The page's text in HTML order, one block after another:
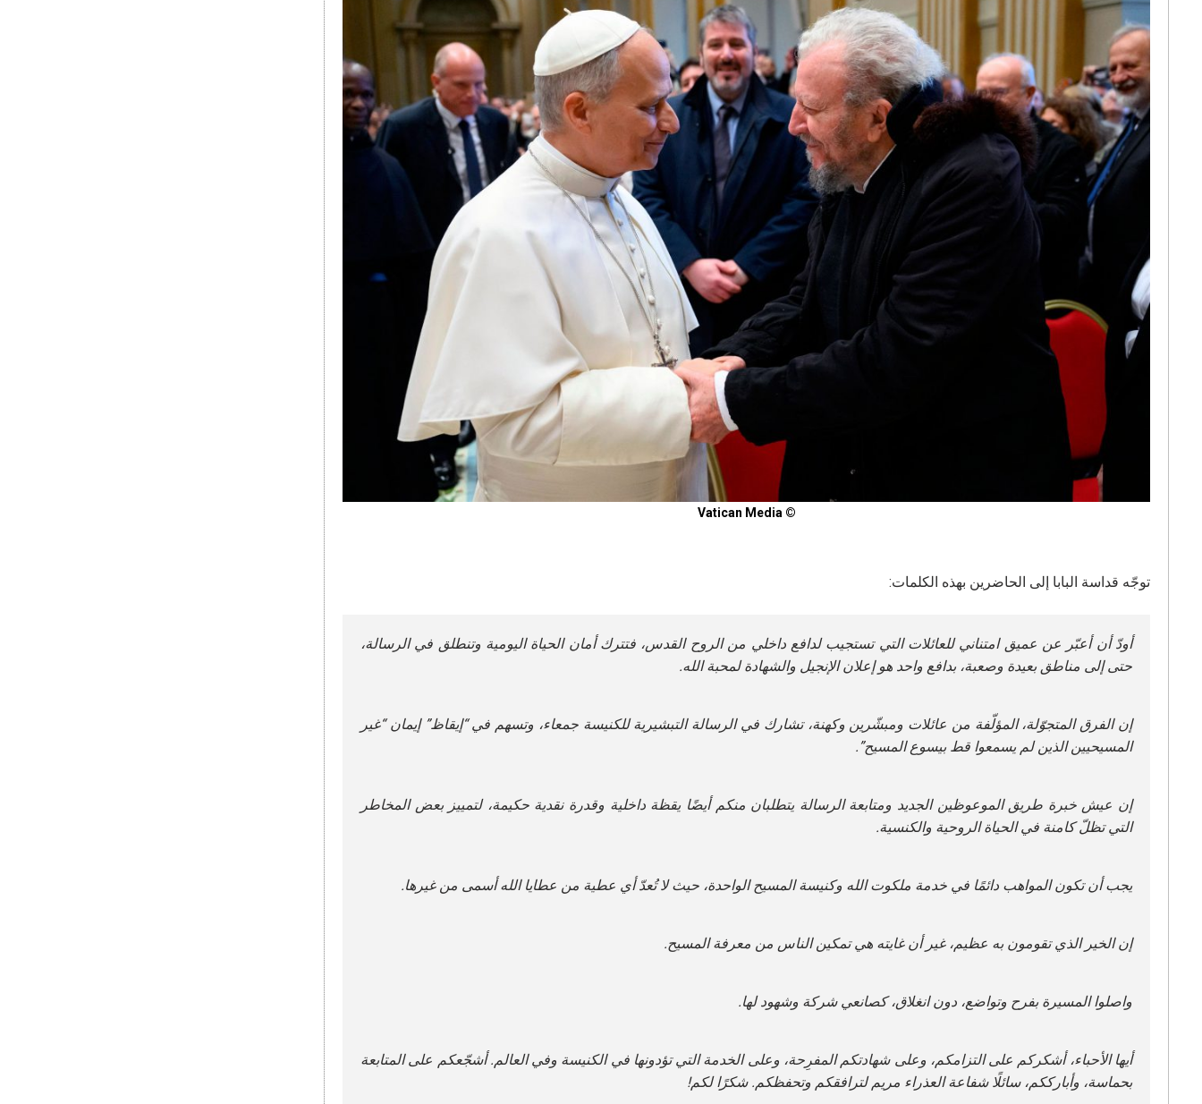
© Vatican Media
توجّه قداسة البابا إلى الحاضرين بهذه الكلمات:
أودّ أن أعبّر عن عميق امتناني للعائلات التي تستجيب لدافع داخلي من الروح القدس، فتترك أمان الحياة اليومية وتنطلق في الرسالة،
حتى إلى مناطق بعيدة وصعبة، بدافع واحد هو إعلان الإنجيل والشهادة لمحبة الله.
إن الفرق المتجوّلة، المؤلّفة من عائلات ومبشّرين وكهنة، تشارك في الرسالة التبشيرية للكنيسة جمعاء، وتسهم في “إيقاظ” إيمان “غير
المسيحيين الذين لم يسمعوا قط بيسوع المسيح”.
إن عيش خبرة طريق الموعوظين الجديد ومتابعة الرسالة يتطلبان منكم أيضًا يقظة داخلية وقدرة نقدية حكيمة، لتمييز بعض المخاطر
التي تظلّ كامنة في الحياة الروحية والكنسية.
يجب أن تكون المواهب دائمًا في خدمة ملكوت الله وكنيسة المسيح الواحدة، حيث لا تُعدّ أي عطية من عطايا الله أسمى من غيرها.
إن الخير الذي تقومون به عظيم، غير أن غايته هي تمكين الناس من معرفة المسيح.
واصلوا المسيرة بفرح وتواضع، دون انغلاق، كصانعي شركة وشهود لها.
أيها الأحباء، أشكركم على التزامكم، وعلى شهادتكم المفرِحة، وعلى الخدمة التي تؤدونها في الكنيسة وفي العالم. أشجّعكم على المتابعة
بحماسة، وأبارككم، سائلًا شفاعة العذراء مريم لترافقكم وتحفظكم. شكرًا لكم!